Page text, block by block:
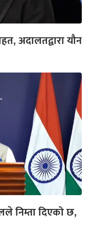
अदालतद्वारा यौन
निम्ता दिएको छ,